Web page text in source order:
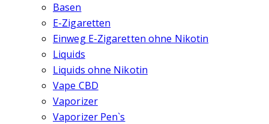
Basen
E-Zigaretten
Einweg E-Zigaretten ohne Nikotin
Liquids
Liquids ohne Nikotin
Vape CBD
Vaporizer
Vaporizer Pen`s